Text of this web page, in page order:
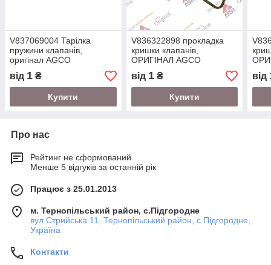
V837069004 Тарілка
пружини клапанів,
оригінал AGCO
від 1 ₴
Купити
V836322898 прокладка
кришки клапанів,
ОРИГІНАЛ AGCO
від 1₴
Купити
від
Про нас
Рейтинг не сформований
Менше 5 відгуків за останній рік
Працює з 25.01.2013
м. Тернопільський район, с.Підгородне
вул.Стрийська 11, Тернопільський район, с.Підгородне,
Україна
Контакти